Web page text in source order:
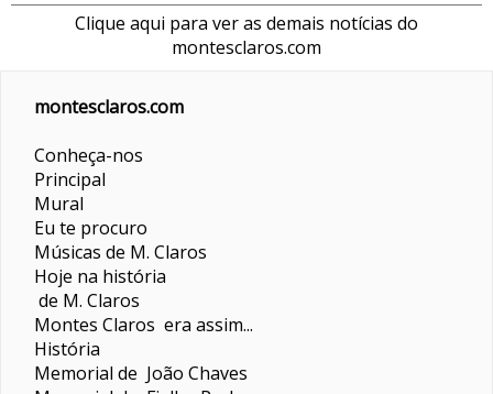
Clique aqui para ver as demais notícias do
montesclaros.com
montesclaros.com
Conheça-nos
Principal
Mural
Eu te procuro
Músicas de M. Claros
Hoje na história
de M. Claros
Montes Claros era assim...
História
Memorial de João Chaves